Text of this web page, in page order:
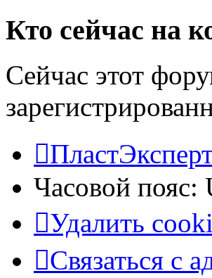
Кто сейчас на
Сейчас этот
Часовой пояс:
Удалить
Связаться с